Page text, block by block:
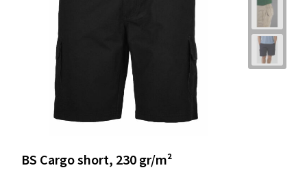
BS Cargo short, 230 gr/m²